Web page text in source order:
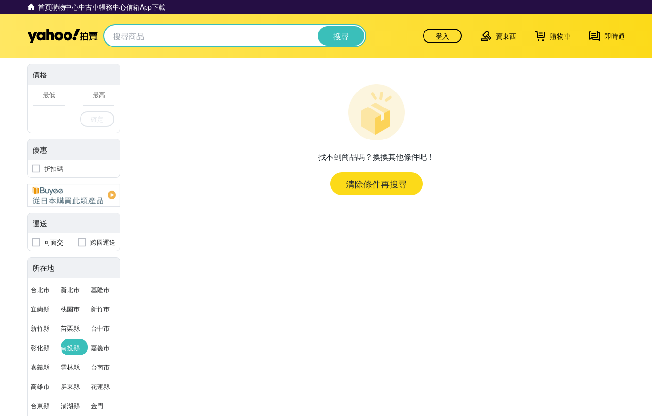
首頁購物中心中古車帳務中心信箱App下載
Yahoo拍賣 搜尋 登入 賣東西 購物車 即時通
價格
-
確定
優惠
折扣碼
運送
可面交 跨國運送
所在地
台北市 新北市 基隆市
宜蘭縣 桃園市 新竹市
新竹縣 苗栗縣 台中市
彰化縣 南投縣 嘉義市
嘉義縣 雲林縣 台南市
高雄市 屏東縣 花蓮縣
台東縣 澎湖縣 金門
找不到商品嗎？換換其他條件吧！
清除條件再搜尋